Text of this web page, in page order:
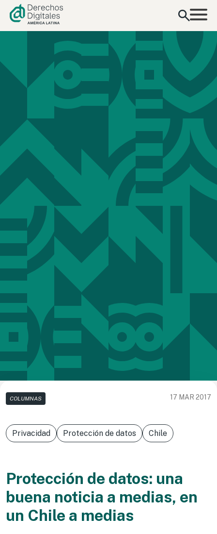
contenido
COLUMNAS 17 MAR 2017
Privacidad Protección de datos Chile
Protección de datos: una
buena noticia a medias, en
un Chile a medias